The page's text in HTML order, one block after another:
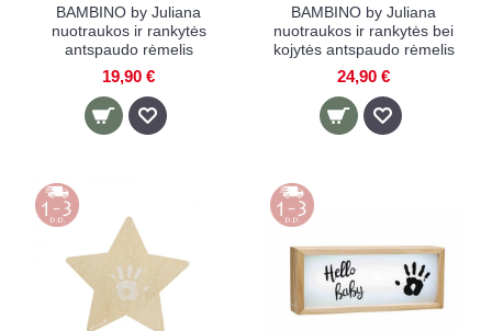
BAMBINO by Juliana
nuotraukos ir rankytės
antspaudo rėmelis
19,90 €
BAMBINO by Juliana
nuotraukos ir rankytės bei
kojytės antspaudo rėmelis
24,90 €